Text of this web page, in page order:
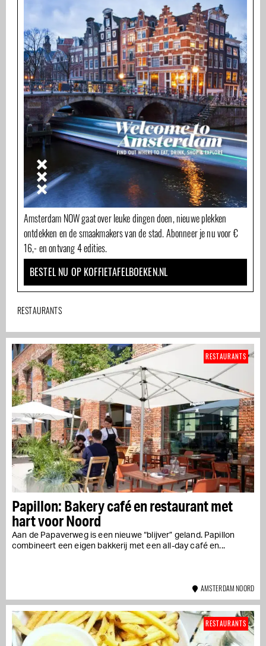
Amsterdam NOW gaat over leuke dingen doen, nieuwe plekken
ontdekken en de smaakmakers van de stad. Abonneer je nu voor €
16,- en ontvang 4 edities.
BESTEL NU OP KOFFIETAFELBOEKEN.NL
RESTAURANTS
Papillon: Bakery café en restaurant met
hart voor Noord
Aan de Papaverweg is een nieuwe “blijver” geland. Papillon
combineert een eigen bakkerij met een all-day café en...
RESTAURANTS
AMSTERDAM NOORD
RESTAURANTS